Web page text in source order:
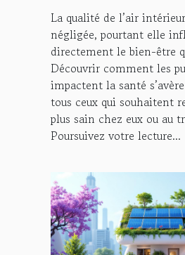
La qualité de l’air
négligée, pourtant elle
directement le bien-être
Découvrir comment les
impactent la santé
tous ceux qui souhaitent
plus sain chez eux ou au
Poursuivez votre lecture...